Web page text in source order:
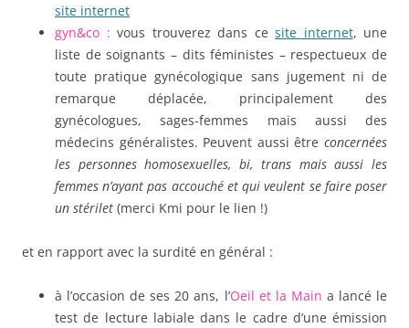
site internet
gyn&co : vous trouverez dans ce site internet, une
liste de soignants – dits féministes – respectueux de
toute pratique gynécologique sans jugement ni de
remarque déplacée, principalement des
gynécologues, sages-femmes mais aussi des
médecins généralistes. Peuvent aussi être concernées
les personnes homosexuelles, bi, trans mais aussi les
femmes n’ayant pas accouché et qui veulent se faire poser
un stérilet (merci Kmi pour le lien !)
et en rapport avec la surdité en général :
à l’occasion de ses 20 ans, l’Oeil et la Main a lancé le
test de lecture labiale dans le cadre d’une émission